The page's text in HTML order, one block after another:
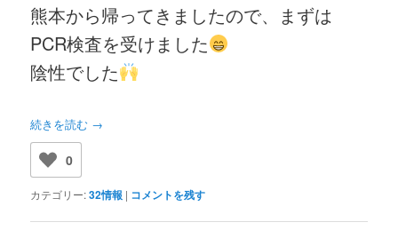
熊本から帰ってきましたので、まずは
PCR検査を受けました
陰性でした
続きを読む →
0
カテゴリー:32情報 | コメントを残す